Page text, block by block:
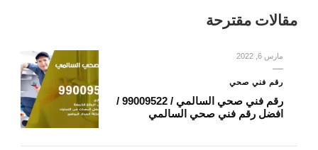
مقالات مقترحة
مارس 6, 2022
رقم فني صحي
رقم فني صحي السالمي / 99009522 /
افضل رقم فني صحي السالمي